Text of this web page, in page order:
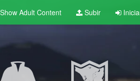
Show Adult Content Subir